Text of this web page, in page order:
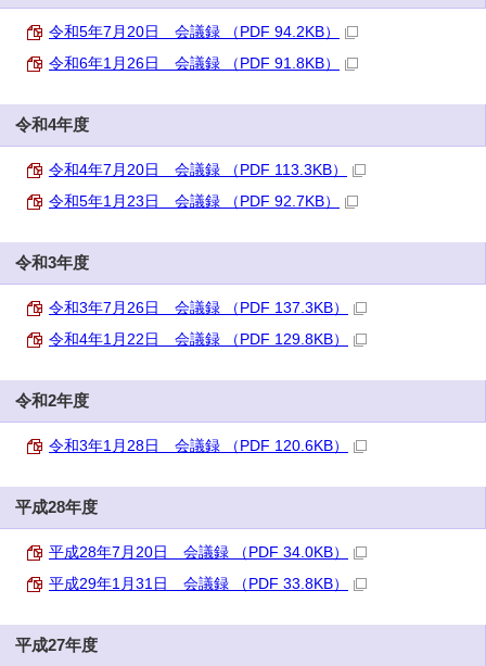
令和5年7月20日 会議録 （PDF 94.2KB）
令和6年1月26日 会議録 （PDF 91.8KB）
令和4年度
令和4年7月20日 会議録 （PDF 113.3KB）
令和5年1月23日 会議録 （PDF 92.7KB）
令和3年度
令和3年7月26日 会議録 （PDF 137.3KB）
令和4年1月22日 会議録 （PDF 129.8KB）
令和2年度
令和3年1月28日 会議録 （PDF 120.6KB）
平成28年度
平成28年7月20日 会議録 （PDF 34.0KB）
平成29年1月31日 会議録 （PDF 33.8KB）
平成27年度